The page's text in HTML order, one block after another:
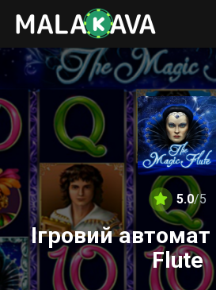
5.0/5
Ігровий
Flute